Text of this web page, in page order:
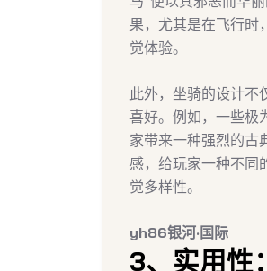
果，尤其是在飞行时
觉体验。
此外，坐骑的设计不
喜好。例如，一些极
家带来一种强烈的古
感，给玩家一种不同
觉多样性。
yh86银河·国际
3、实用性